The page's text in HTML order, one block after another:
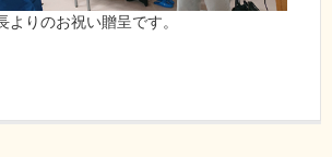
りのお祝い贈呈です。